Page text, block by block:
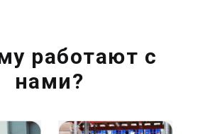
работают с
нами?